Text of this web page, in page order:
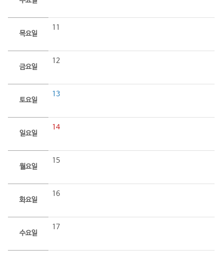
목요일
11
금요일
12
토요일
13
일요일
14
월요일
15
화요일
16
수요일
17